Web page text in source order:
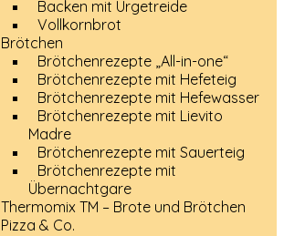
Backen mit Urgetreide
Vollkornbrot
Brötchen
Brötchenrezepte „All-in-one“
Brötchenrezepte mit Hefeteig
Brötchenrezepte mit Hefewasser
Brötchenrezepte mit Lievito
Madre
Brötchenrezepte mit Sauerteig
Brötchenrezepte mit
Übernachtgare
Thermomix TM – Brote und Brötchen
Pizza & Co.